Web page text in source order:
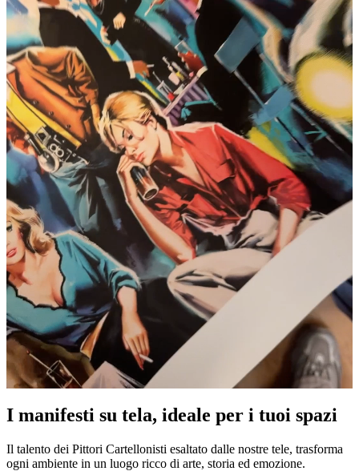
I manifesti su tela, ideale per i tuoi spazi
Il talento dei Pittori Cartellonisti esaltato dalle nostre tele, trasforma
ogni ambiente in un luogo ricco di arte, storia ed emozione.